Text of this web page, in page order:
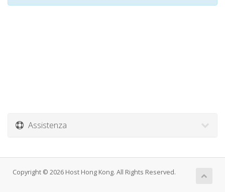
Assistenza
Copyright © 2026 Host Hong Kong. All Rights Reserved.